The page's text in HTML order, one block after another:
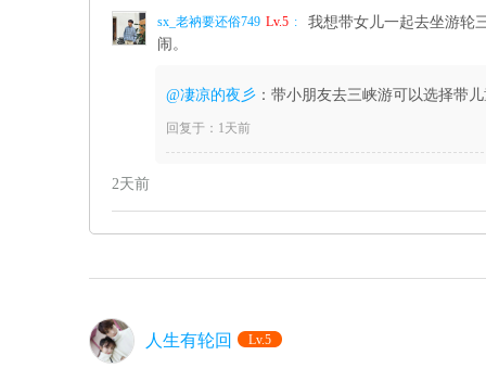
sx_老衲要还俗749 Lv.5 :
我想带女儿一起去坐游轮
闹。
@凄凉的夜彡 ：带小朋友去三峡游可以选择带
回复于：1天前
2天前
人生有轮回 Lv.5